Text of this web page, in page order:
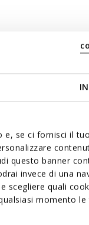
se ci fornisci il
questo banner
invece di una
scegliere quali
momento